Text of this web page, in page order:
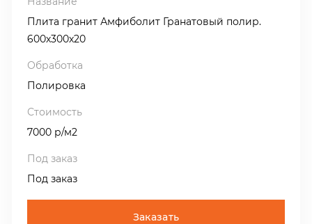
Плита гранит Амфиболит Гранатовый полир.
600х300х20
Полировка
7000 р/м2
Под заказ
Заказать